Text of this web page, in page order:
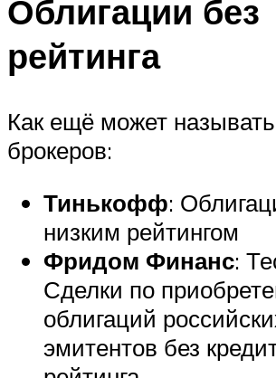
Облигации без
рейтинга
Как ещё может
брокеров:
Тинькофф:
низким рейтингом
Фридом Финанс:
Сделки по
облигаций
эмитентов без